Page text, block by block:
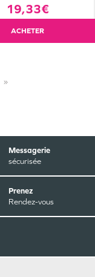
19,33€
ACHETER
»
Messagerie
sécurisée
Prenez
Rendez-vous